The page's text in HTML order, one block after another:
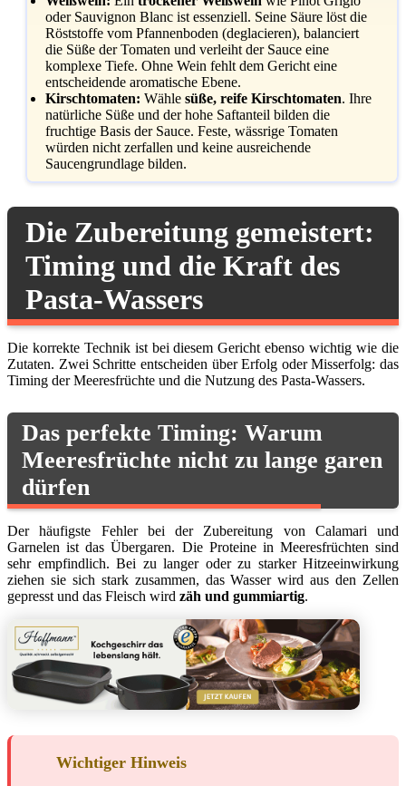
oder Sauvignon Blanc ist essenziell. Seine Säure löst die
Röststoffe vom Pfannenboden (deglacieren), balanciert
die Süße der Tomaten und verleiht der Sauce eine
komplexe Tiefe. Ohne Wein fehlt dem Gericht eine
entscheidende aromatische Ebene.
Kirschtomaten: Wähle süße, reife Kirschtomaten. Ihre
natürliche Süße und der hohe Saftanteil bilden die
fruchtige Basis der Sauce. Feste, wässrige Tomaten
würden nicht zerfallen und keine ausreichende
Saucengrundlage bilden.
Die Zubereitung gemeistert:
Timing und die Kraft des
Pasta-Wassers
Die korrekte Technik ist bei diesem Gericht ebenso wichtig wie die
Zutaten. Zwei Schritte entscheiden über Erfolg oder Misserfolg: das
Timing der Meeresfrüchte und die Nutzung des Pasta-Wassers.
Das perfekte Timing: Warum
Meeresfrüchte nicht zu lange garen
dürfen
Der häufigste Fehler bei der Zubereitung von Calamari und
Garnelen ist das Übergaren. Die Proteine in Meeresfrüchten sind
sehr empfindlich. Bei zu langer oder zu starker Hitzeeinwirkung
ziehen sie sich stark zusammen, das Wasser wird aus den Zellen
gepresst und das Fleisch wird zäh und gummiartig.
Wichtiger Hinweis